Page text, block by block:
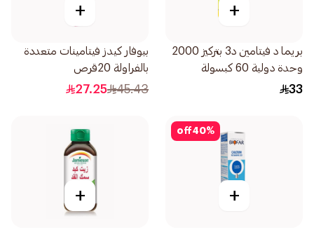
+
بريما د فيتامين د3 بتركيز 2000
وحدة دولية 60 كبسولة
33
+
بيوفار كيدز فيتامينات متعددة
بالفراولة 20قرص
45.43
27.25
40%
off
+
+